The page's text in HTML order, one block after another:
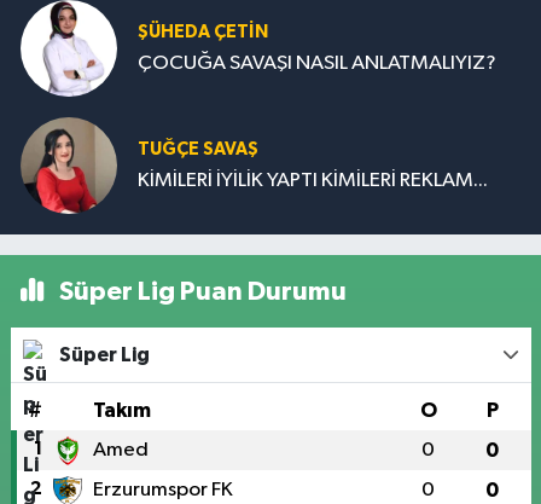
ŞÜHEDA ÇETİN
ÇOCUĞA SAVAŞI NASIL ANLATMALIYIZ?
TUĞÇE SAVAŞ
KİMİLERİ İYİLİK YAPTI KİMİLERİ REKLAM...
Süper Lig Puan Durumu
Süper Lig
# Takım O P
1 Amed 0 0
2 Erzurumspor FK 0 0